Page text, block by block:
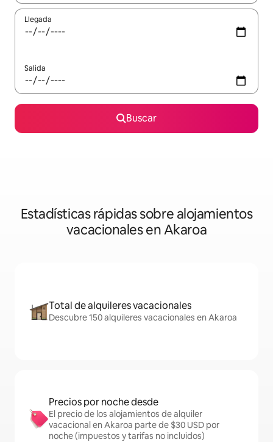
Llegada
Salida
Buscar
Estadísticas rápidas sobre alojamientos
vacacionales en Akaroa
Total de alquileres vacacionales
Descubre 150 alquileres vacacionales en Akaroa
Precios por noche desde
El precio de los alojamientos de alquiler
vacacional en Akaroa parte de $30 USD por
noche (impuestos y tarifas no incluidos)